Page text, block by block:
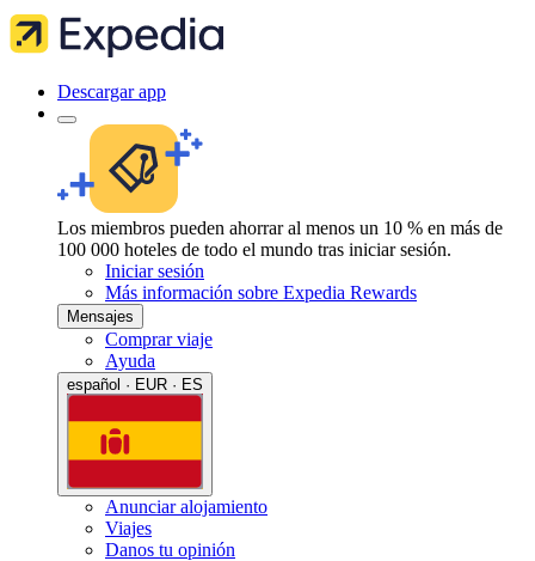
Descargar app
Los miembros pueden ahorrar al menos un 10 % en más de
100 000 hoteles de todo el mundo tras iniciar sesión.
Iniciar sesión
Más información sobre Expedia Rewards
Mensajes
Comprar viaje
Ayuda
español · EUR · ES
Anunciar alojamiento
Viajes
Danos tu opinión